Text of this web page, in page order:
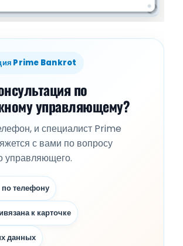
Prime Bankrot
по
управляющему?
и специалист Prime
с вами по вопросу
управляющего.
телефону
к карточке
данных